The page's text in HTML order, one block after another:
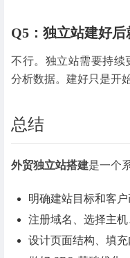
Q5：独立站建好后
不行。独立站需要持续
分析数据。建好只是开
总结
外贸独立站搭建是一个
明确建站目标和客户
注册域名、选择主机
设计页面结构、填充